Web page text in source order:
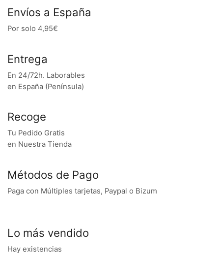
Envíos a España
Por solo 4,95€
Entrega
En 24/72h. Laborables
en España (Península)
Recoge
Tu Pedido Gratis
en Nuestra Tienda
Métodos de Pago
Paga con Múltiples tarjetas, Paypal o Bizum
Lo más vendido
Hay existencias